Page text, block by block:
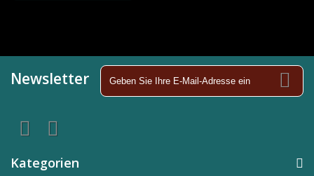
Newsletter
Kategorien